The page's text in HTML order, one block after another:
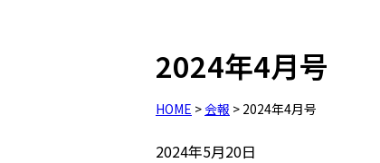
2024年4月号
HOME >会報 > 2024年4月号
2024年5月20日